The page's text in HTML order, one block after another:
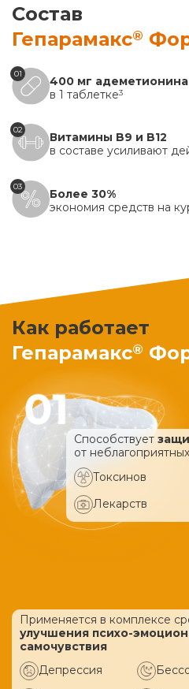
Состав
Гепарамакс®
01
400 мг адеметионина
в 1 таблетке3
02
Витамины B9 и B12
в составе усиливают
03
Более 30%
экономия средств на
Как работает
Гепарамакс®
Способствует
от
Токсинов
Лекарств
Применяется в комплексе
улучшения психо-
самочувствия
Депрессия